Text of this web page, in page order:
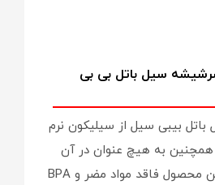
سرشیشه سیل باتل بی بی
بیبی سیل از سیلیکون نرم
به هیچ عنوان در آن
پارگی رخ نمی‌دهد. این محصول فاقد مواد مضر و BPA